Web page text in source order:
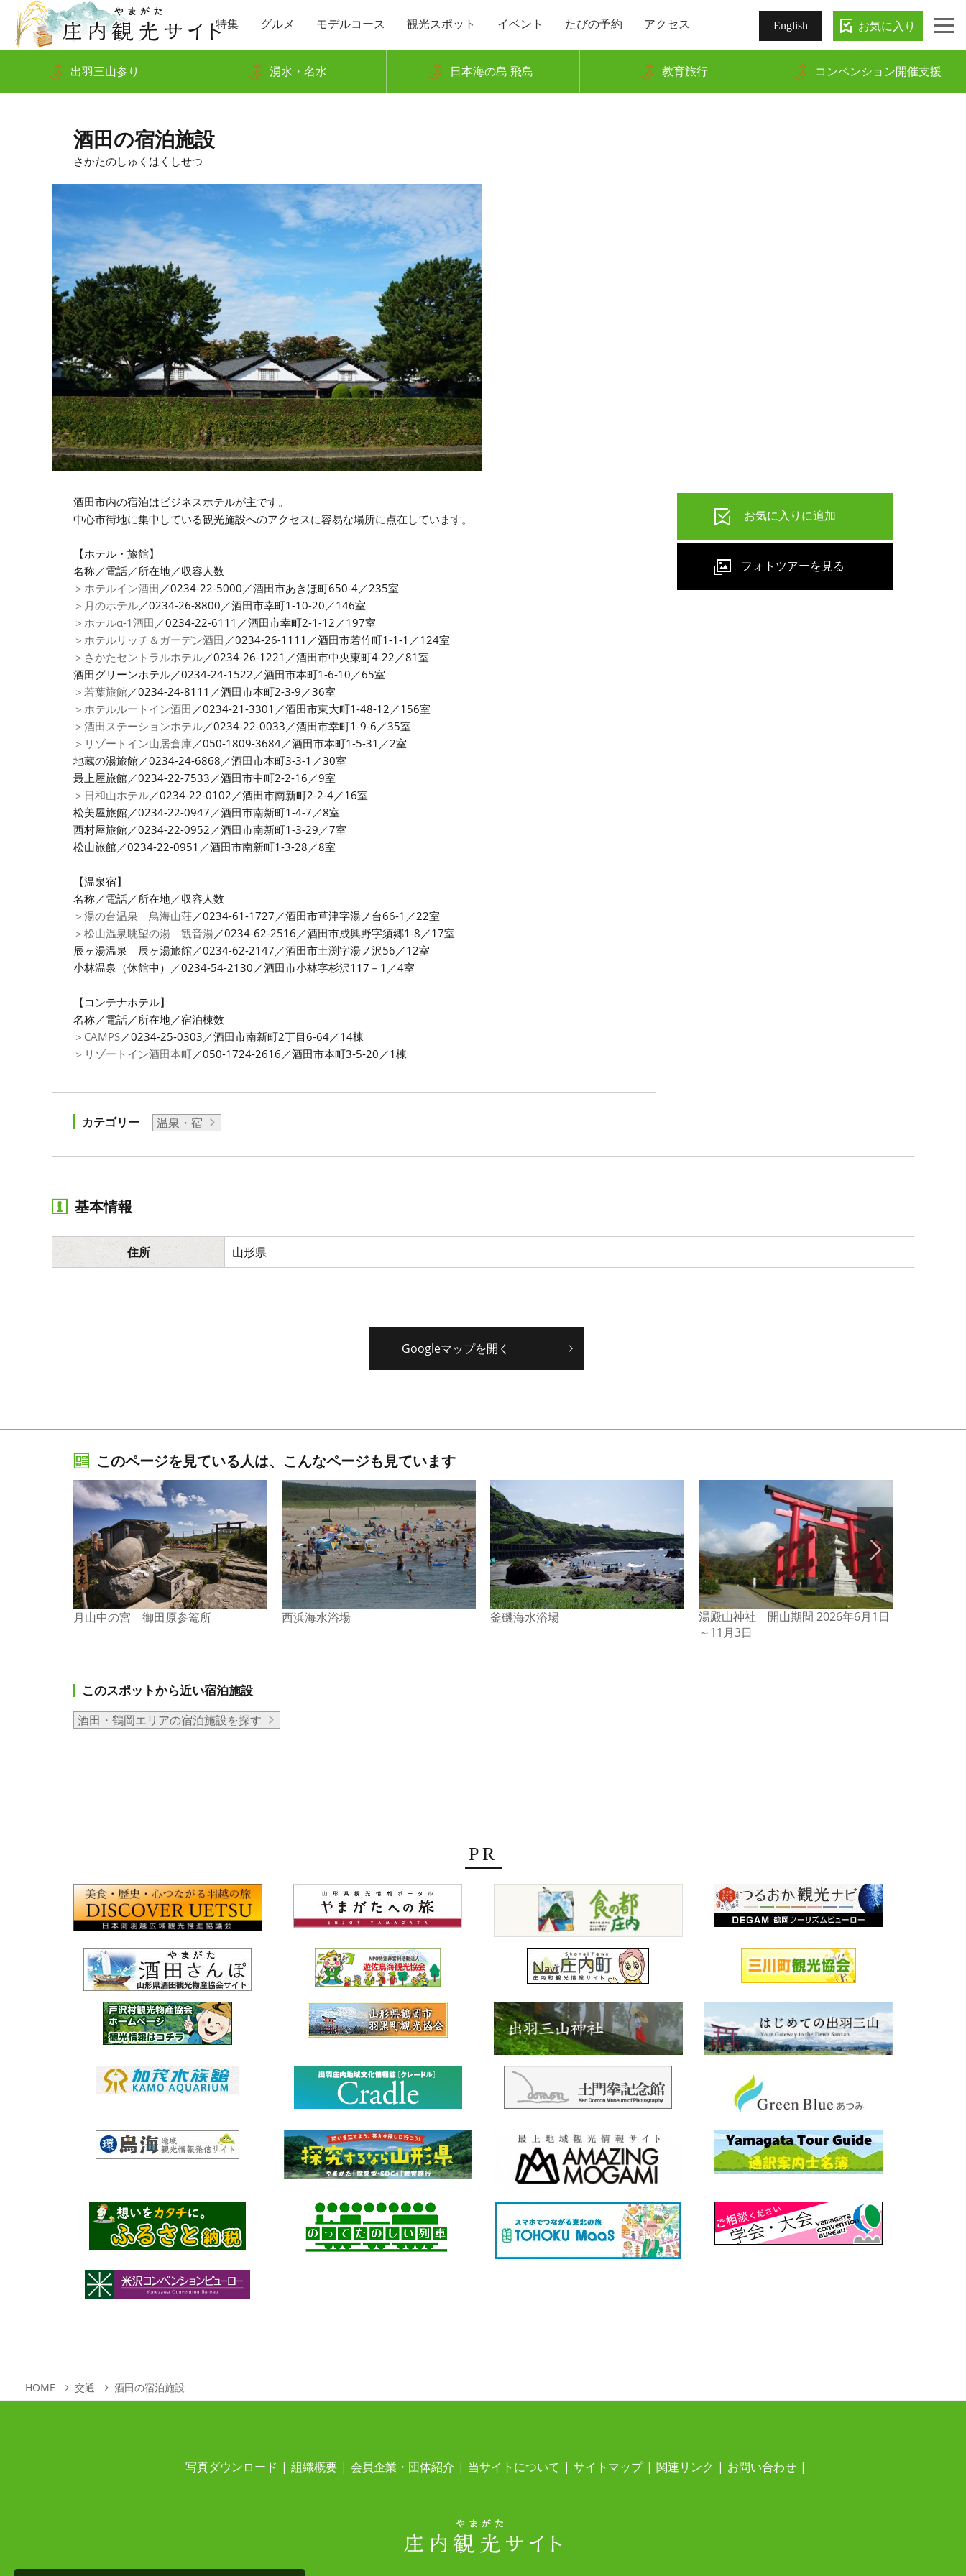
特集 グルメ モデルコース 観光スポット イベント たびの予約 アクセス English お気に入り
出羽三山参り 湧水・名水 日本海の島 飛島 教育旅行 コンベンション開催支援
酒田の宿泊施設
さかたのしゅくはくしせつ
酒田市内の宿泊はビジネスホテルが主です。
中心市街地に集中している観光施設へのアクセスに容易な場所に点在しています。
【ホテル・旅館】
名称／電話／所在地／収容人数
＞ホテルイン酒田 ／0234-22-5000／酒田市あきほ町650-4／235室
＞月のホテル／0234-26-8800／酒田市幸町1-10-20／146室
＞ホテルα-1酒田 ／0234-22-6111／酒田市幸町2-1-12／197室
＞ホテルリッチ＆ガーデン酒田 ／0234-26-1111／酒田市若竹町1-1-1／124室
＞さかたセントラルホテル／0234-26-1221／酒田市中央東町4-22／81室
酒田グリーンホテル／0234-24-1522／酒田市本町1-6-10／65室
＞若葉旅館／0234-24-8111／酒田市本町2-3-9／36室
＞ホテルルートイン酒田 ／0234-21-3301／酒田市東大町1-48-12／156室
＞酒田ステーションホテル／0234-22-0033／酒田市幸町1-9-6／35室
＞リゾートイン山居倉庫／050-1809-3684／酒田市本町1-5-31／2室
地蔵の湯旅館／0234-24-6868／酒田市本町3-3-1／30室
最上屋旅館／0234-22-7533／酒田市中町2-2-16／9室
＞日和山ホテル／0234-22-0102／酒田市南新町2-2-4／16室
松美屋旅館／0234-22-0947／酒田市南新町1-4-7／8室
西村屋旅館／0234-22-0952／酒田市南新町1-3-29／7室
松山旅館／0234-22-0951／酒田市南新町1-3-28／8室
【温泉宿】
名称／電話／所在地／収容人数
＞湯の台温泉 鳥海山荘／0234-61-1727／酒田市草津字湯ノ台66-1／22室
＞松山温泉眺望の湯 観音湯／0234-62-2516／酒田市成興野字須郷1-8／17室
辰ヶ湯温泉 辰ヶ湯旅館／0234-62-2147／酒田市土渕字湯ノ沢56／12室
小林温泉（休館中）／0234-54-2130／酒田市小林字杉沢117－1／4室
【コンテナホテル】
名称／電話／所在地／宿泊棟数
＞CAMPS／0234-25-0303／酒田市南新町2丁目6-64／14棟
＞リゾートイン酒田本町／050-1724-2616／酒田市本町3‐5‐20／1棟
カテゴリー 温泉・宿
基本情報
住所 山形県
Googleマップを開く
このページを見ている人は、こんなページも見ています
月山中の宮 御田原参篭所 西浜海水浴場 釜磯海水浴場
湯殿山神社 開山期間 2026年6月1日
～11月3日
このスポットから近い宿泊施設
酒田・鶴岡エリアの宿泊施設を探す
PR
HOME 交通 酒田の宿泊施設
写真ダウンロード 組織概要 会員企業・団体紹介 当サイトについて サイトマップ 関連リンク お問い合わせ